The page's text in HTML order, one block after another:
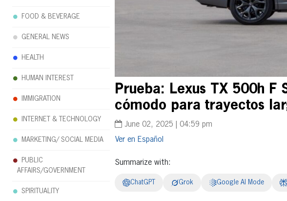
Prueba: Lexus TX 500h F
cómodo para trayectos
June 02, 2025 | 04:59 pm
Español
Summarize with:
ChatGPT Grok Google AI Mode
FOOD & BEVERAGE
GENERAL NEWS
HEALTH
HUMAN INTEREST
IMMIGRATION
INTERNET & TECHNOLOGY
MARKETING/ SOCIAL MEDIA
PUBLIC
AFFAIRS/GOVERNMENT
SPIRITUALITY